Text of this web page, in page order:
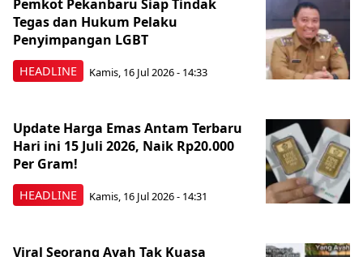
HEADLINE
Pemkot Pekanbaru Siap Tindak
Tegas dan Hukum Pelaku
Penyimpangan LGBT
Kamis, 16 Jul 2026 - 14:33
HEADLINE
Update Harga Emas Antam Terbaru
Hari ini 15 Juli 2026, Naik Rp20.000
Per Gram!
Kamis, 16 Jul 2026 - 14:31
Viral Seorang Ayah Tak Kuasa